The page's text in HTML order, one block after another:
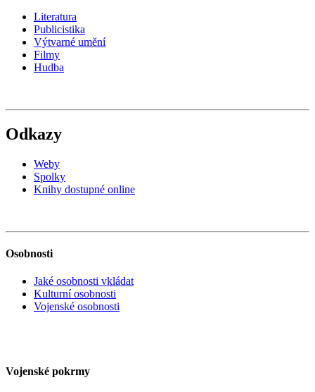
Literatura
Publicistika
Výtvarné umění
Filmy
Hudba
Odkazy
Weby
Spolky
Knihy dostupné online
Osobnosti
Jaké osobnosti vkládat
Kulturní osobnosti
Vojenské osobnosti
Vojenské pokrmy